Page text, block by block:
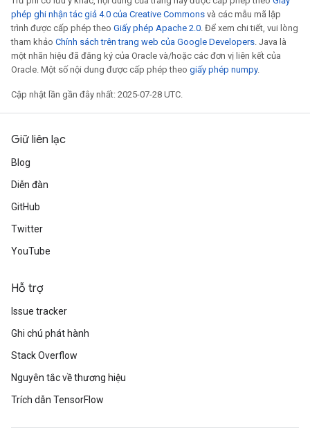
phép ghi nhận tác giả 4.0 của Creative Commons và các mẫu mã lập
trình được cấp phép theo Giấy phép Apache 2.0. Để xem chi tiết, vui lòng
tham khảo Chính sách trên trang web của Google Developers. Java là
một nhãn hiệu đã đăng ký của Oracle và/hoặc các đơn vị liên kết của
Oracle. Một số nội dung được cấp phép theo giấy phép numpy.
Cập nhật lần gần đây nhất: 2025-07-28 UTC.
Giữ liên lạc
Blog
Diễn đàn
GitHub
Twitter
YouTube
Hỗ trợ
Issue tracker
Ghi chú phát hành
Stack Overflow
Nguyên tắc về thương hiệu
Trích dẫn TensorFlow